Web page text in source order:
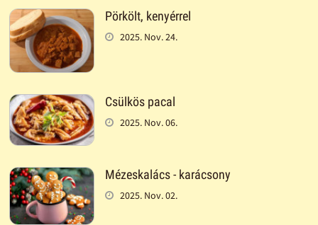
Pörkölt, kenyérrel
2025. Nov. 24.
Csülkös pacal
2025. Nov. 06.
Mézeskalács - karácsony
2025. Nov. 02.